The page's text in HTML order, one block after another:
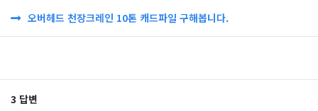
오버헤드 천장크레인 10톤 캐드파일 구해봅니다.
3 답변